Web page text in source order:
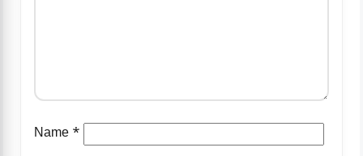
Name *